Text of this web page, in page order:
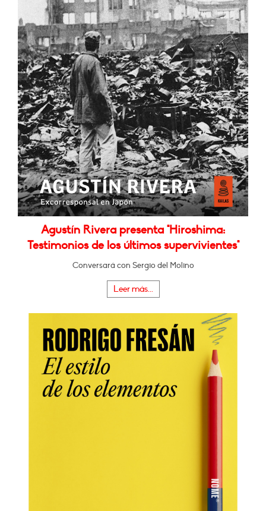
Agustín Rivera presenta "Hiroshima:
Testimonios de los últimos supervivientes"
Conversará con Sergio del Molino
Leer más...